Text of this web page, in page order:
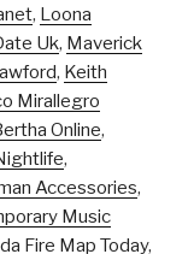
, Loona
Uk, Maverick
, Keith
Mirallegro
Online,
,
Accessories,
Music
Fire Map Today,